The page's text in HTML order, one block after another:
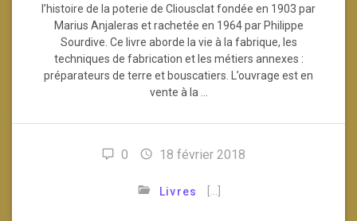
l’histoire de la poterie de Cliousclat fondée en 1903 par
Marius Anjaleras et rachetée en 1964 par Philippe
Sourdive. Ce livre aborde la vie à la fabrique, les
techniques de fabrication et les métiers annexes :
préparateurs de terre et bouscatiers. L’ouvrage est en
vente à la …
0 18 février 2018
Livres